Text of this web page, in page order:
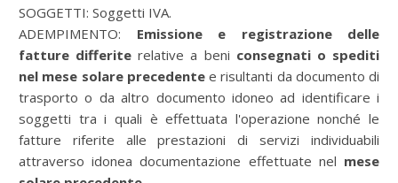
SOGGETTI: Soggetti IVA.
ADEMPIMENTO: Emissione e registrazione delle
fatture differite relative a beni consegnati o spediti
nel mese solare precedentee risultanti da documento di
trasporto o da altro documento idoneo ad identificare i
soggetti tra i quali è effettuata l'operazione nonché le
fatture riferite alle prestazioni di servizi individuabili
attraverso idonea documentazione effettuate nel mese